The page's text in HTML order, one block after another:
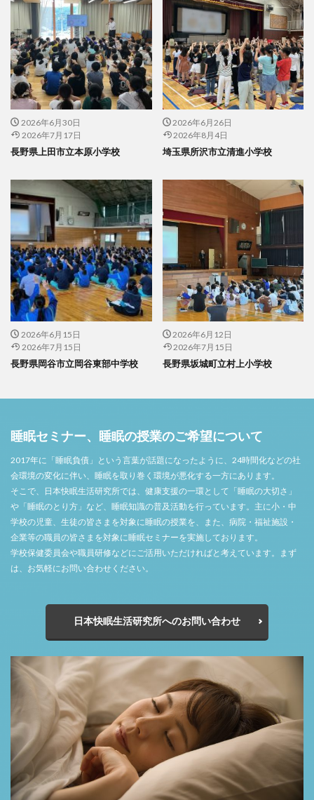
2026年6月30日
2026年7月17日
長野県上田市立本原小学校
2026年6月26日
2026年8月4日
埼玉県所沢市立清進小学校
2026年6月15日
2026年7月15日
長野県岡谷市立岡谷東部中学校
2026年6月12日
2026年7月15日
長野県坂城町立村上小学校
睡眠セミナー、睡眠の授業のご希望について
2017年に「睡眠負債」という言葉が話題になったように、24時間化などの社
会環境の変化に伴い、睡眠を取り巻く環境が悪化する一方にあります。
そこで、日本快眠生活研究所では、健康支援の一環として「睡眠の大切さ」
や「睡眠のとり方」など、睡眠知識の普及活動を行っています。主に小・中
学校の児童、生徒の皆さまを対象に睡眠の授業を、また、病院・福祉施設・
企業等の職員の皆さまを対象に睡眠セミナーを実施しております。
学校保健委員会や職員研修などにご活用いただければと考えています。まず
は、お気軽にお問い合わせください。
日本快眠生活研究所へのお問い合わせ